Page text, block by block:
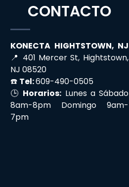
CONTACTO
KONECTA HIGHTSTOWN, NJ
📍 401 Mercer St, Hightstown,
NJ 08520
☎️ Tel:609-490-0505
🕒 Horarios: Lunes a Sábado
8am-8pm Domingo 9am-
7pm